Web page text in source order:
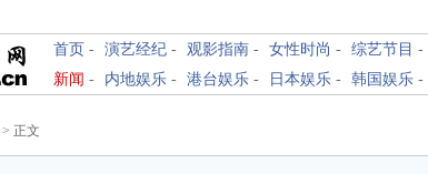
首页 - 演艺经纪 - 观影指南 - 女性时尚 - 综艺节目 -
新闻 - 内地娱乐 - 港台娱乐 - 日本娱乐 - 韩国娱乐 -
> 正文